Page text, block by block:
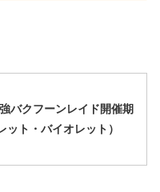
バクフーンレイド開催期
ット・バイオレット）